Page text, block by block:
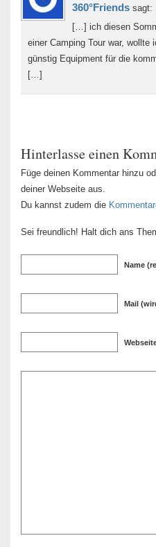
360°Friends sagt:
[…] ich diesen
einer Camping Tour war, wollte
günstig Equipment für die
[…]
Hinterlasse einen
Füge deinen Kommentar hinzu
deiner Webseite aus.
Du kannst zudem die
Sei freundlich! Halt dich ans
Name
Mail